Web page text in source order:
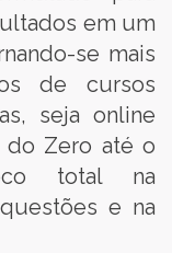
em um
se mais
de cursos
seja online
do Zero até o
total na
e na